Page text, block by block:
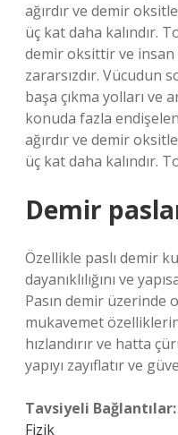
ağırdır ve demir
üç kat daha kalındır.
demir oksittir ve
zararsızdır. Vücudun
başa çıkma yolları ve
konuda fazla
ağırdır ve demir
üç kat daha kalındır.
Demir
Özellikle paslı demir
dayanıklılığını ve
Pasın demir üzerinde
mukavemet
hızlandırır ve hatta
yapıyı zayıflatır ve
Tavsiyeli Bağlantılar:
Fizik